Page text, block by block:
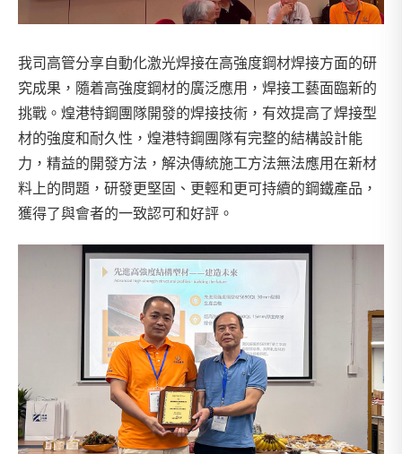
我司高管分享自動化激光焊接在高強度鋼材焊接方面的研
究成果，隨着高強度鋼材的廣泛應用，焊接工藝面臨新的
挑戰。煌港特鋼團隊開發的焊接技術，有效提高了焊接型
材的強度和耐久性，煌港特鋼團隊有完整的結構設計能
力，精益的開發方法，解決傳統施工方法無法應用在新材
料上的問題，研發更堅固、更輕和更可持續的鋼鐵產品，
獲得了與會者的一致認可和好評。